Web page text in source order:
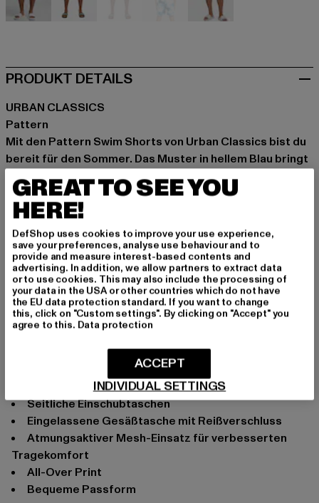
PRODUKT DETAILS
URBAN CLASSICS
Pattern
Mit den Pattern Swim Shorts von Urban Classics bist du
bereit für den Sommer. Das Muster in hellem Blau bringt
frischen Wind an den Strand oder Pool. Gefertigt aus
100% Polyester sind sie nicht nur schnelltrocknend,
sondern auch angenehm leicht auf der Haut. Der normale
Schnitt bietet dir viel Bewegungsfreiheit – egal, ob du im
Wasser bist oder am Ufer entspannst. Ein
unkompliziertes Essential, das mit jedem unifarbenen T-
Shirt oder Tanktop harmoniert und dir einen
entspannten Look verleiht, der mit seinem dezenten
Pattern für Abwechslung sorgt.
Seitliche Einschubtaschen
Eingelassene Gesäßtasche mit Reißverschluss
Atmungsaktiver Mesh-Einsatz für verbesserten
Tragekomfort
All-Over Print
Bequeme Passform
GREAT TO SEE YOU
HERE!
DefShop uses cookies to improve your use experience,
save your preferences, analyse use behaviour and to
provide and measure interest-based contents and
advertising. In addition, we allow partners to extract data
or to use cookies. This may also include the processing of
your data in the USA or other countries which do not have
the EU data protection standard. If you want to change
this, click on "Custom settings". By clicking on "Accept" you
agree to this. Data protection
INDIVIDUAL SETTINGS
ACCEPT